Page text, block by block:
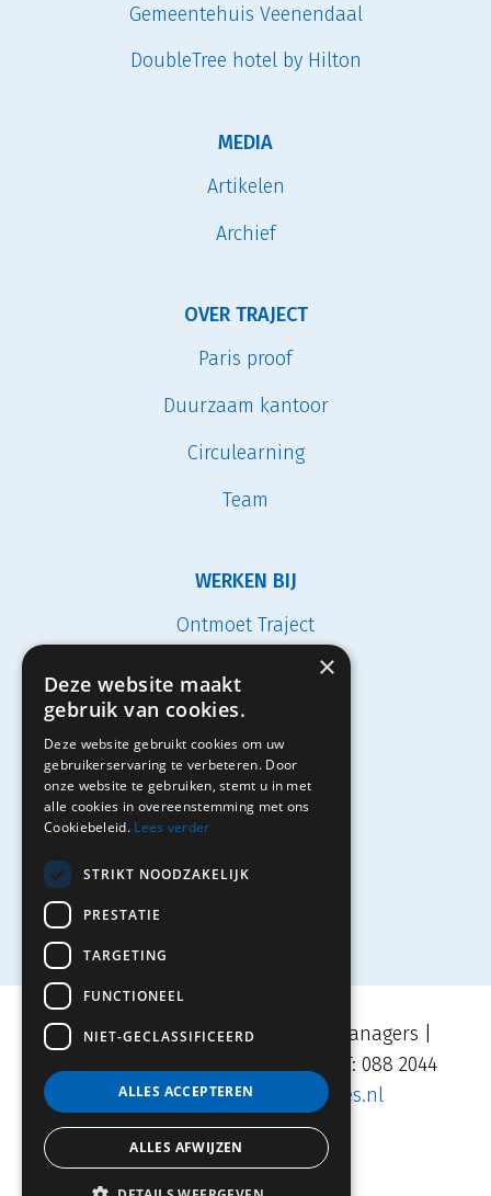
Gemeentehuis Veenendaal
DoubleTree hotel by Hilton
MEDIA
Artikelen
Archief
OVER TRAJECT
Paris proof
Duurzaam kantoor
Circulearning
Team
WERKEN BIJ
Ontmoet Traject
Vacatures
Studenten
Solliciteren
Movares | TRAJECT Adviseurs & Managers |
Velperplein 23, 6811 AH Arnhem | T: 088 2044
500 | E:info.traject@movares.nl
×
Deze website maakt
gebruik van cookies.
Deze website gebruikt cookies om uw
gebruikerservaring te verbeteren. Door
onze website te gebruiken, stemt u in met
alle cookies in overeenstemming met ons
Cookiebeleid. Lees verder
STRIKT NOODZAKELIJK
PRESTATIE
TARGETING
FUNCTIONEEL
NIET-GECLASSIFICEERD
ALLES ACCEPTEREN
ALLES AFWIJZEN